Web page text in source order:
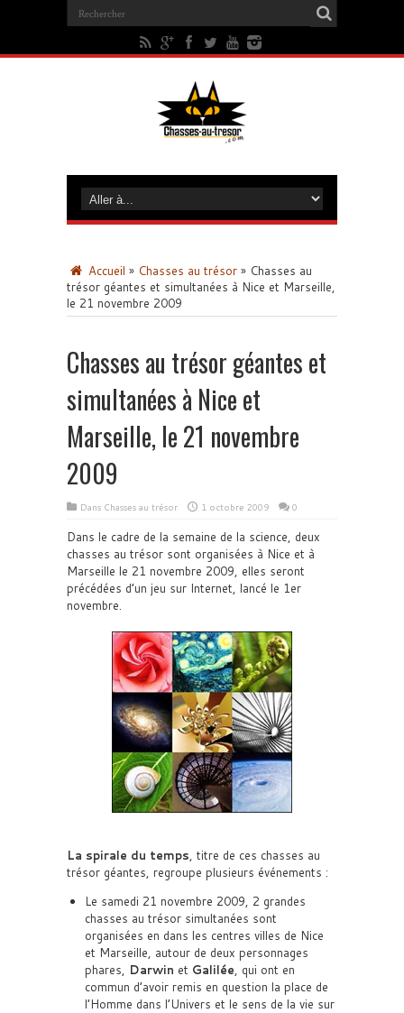
Accueil » Chasses au trésor » Chasses au
trésor géantes et simultanées à Nice et Marseille,
le 21 novembre 2009
Chasses au trésor géantes et
simultanées à Nice et
Marseille, le 21 novembre
2009
Dans Chasses au trésor 1 octobre 2009 0
Dans le cadre de la semaine de la science, deux
chasses au trésor sont organisées à Nice et à
Marseille le 21 novembre 2009, elles seront
précédées d’un jeu sur Internet, lancé le 1er
novembre.
La spirale du temps, titre de ces chasses au
trésor géantes, regroupe plusieurs événements :
Le samedi 21 novembre 2009, 2 grandes
chasses au trésor simultanées sont
organisées en dans les centres villes de Nice
et Marseille, autour de deux personnages
phares, Darwin et Galilée, qui ont en
commun d’avoir remis en question la place de
l’Homme dans l’Univers et le sens de la vie sur